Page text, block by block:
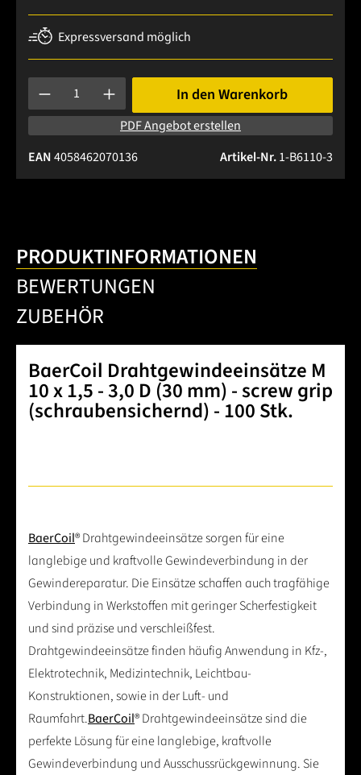
Expressversand möglich
Produkt Anzahl: Gib den gewünschten Wert ein oder
In den Warenkorb
PDF Angebot erstellen
Artikel-Nr.1-B6110-3
EAN4058462070136
PRODUKTINFORMATIONEN
BEWERTUNGEN
ZUBEHÖR
BaerCoil Drahtgewindeeinsätze M
10 x 1,5 - 3,0 D (30 mm) - screw grip
(schraubensichernd) - 100 Stk.
BaerCoil® Drahtgewindeeinsätze sorgen für eine
langlebige und kraftvolle Gewindeverbindung in der
Gewindereparatur. Die Einsätze schaffen auch tragfähige
Verbindung in Werkstoffen mit geringer Scherfestigkeit
und sind präzise und verschleißfest.
Drahtgewindeeinsätze finden häufig Anwendung in Kfz-,
Elektrotechnik, Medizintechnik, Leichtbau-
Konstruktionen, sowie in der Luft- und
Raumfahrt.BaerCoil® Drahtgewindeeinsätze sind die
perfekte Lösung für eine langlebige, kraftvolle
Gewindeverbindung und Ausschussrückgewinnung. Sie